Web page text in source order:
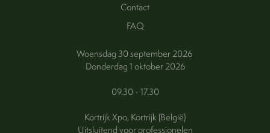
Contact
FAQ
Woensdag 30 september 2026
Donderdag 1 oktober 2026
09.30 - 17.30
Kortrijk Xpo, Kortrijk (België)
Uitsluitend voor professionelen